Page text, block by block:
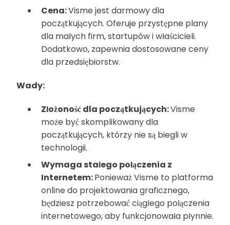
Cena:Visme jest darmowy dla
początkujących. Oferuje przystępne plany
dla małych firm, startupów i właścicieli.
Dodatkowo, zapewnia dostosowane ceny
dla przedsiębiorstw.
Wady:
Złożoność dla początkujących:Visme
może być skomplikowany dla
początkujących, którzy nie są biegli w
technologii.
Wymaga stałego połączenia z
Internetem:Ponieważ Visme to platforma
online do projektowania graficznego,
będziesz potrzebować ciągłego połączenia
internetowego, aby funkcjonowała płynnie.